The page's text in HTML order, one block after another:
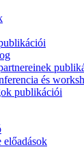
és
publikációi
előadások